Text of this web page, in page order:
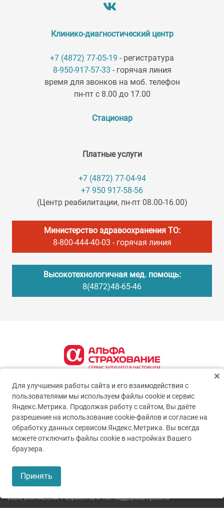
Клинико-диагностический центр
+7 (4872) 77-05-19 - регистратура
8-950-917-57-33 - горячая линия
время для звонков на моб. телефон
пн-пт с 8.00 до 17.00
Стационар
Платные услуги
+7 (4872) 77-04-94
+7 950 917-58-56
(Центр реабилитации, пн-пт 08.00-16.00)
Министерство здравоохранения ТО:
8-800-444-40-03 - горячая линия
Высокотехнологичная мед. помощь:
8(4872)48-65-46
2026,DIGITAL.ERA. Разработка и тех. поддержка проекта
Для улучшения работы сайта и его взаимодействия с
пользователями мы используем файлы cookie и сервис
Яндекс.Метрика. Продолжая работу с сайтом, Вы даёте
разрешение на использование cookie-файлов и согласие на
обработку данных сервисом Яндекс.Метрика. Вы всегда
можете отключить файлы cookie в настройках Вашего
браузера.
Принять